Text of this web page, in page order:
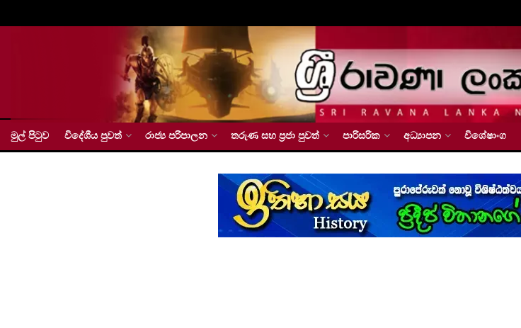
මුල් පිටුව විදේශීය පුවත් රාජ්‍ය පරිපාලන තරුණ සහ ප්‍රජා පුවත් පාරිසරික අධ්‍යාපන විශේෂාංග